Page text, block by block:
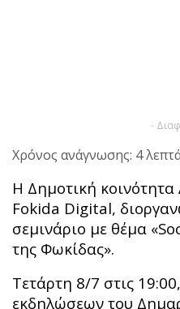
-
Χρόνος ανάγνωσης: 4
Η Δημοτική κοινότητα
Fokida Digital,
σεμινάριο με θέμα
της Φωκίδας».
Τετάρτη 8/7 στις
εκδηλώσεων του